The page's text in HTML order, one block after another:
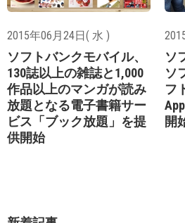
2015年06月24日( 水 )
ソフトバンクモバイル、
130誌以上の雑誌と1,000
作品以上のマンガが読み
放題となる電子書籍サー
ビス「ブック放題」を提
供開始
ソ
ソ
フ
開